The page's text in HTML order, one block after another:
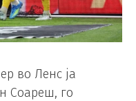
во Ленс ја
Соареш, го